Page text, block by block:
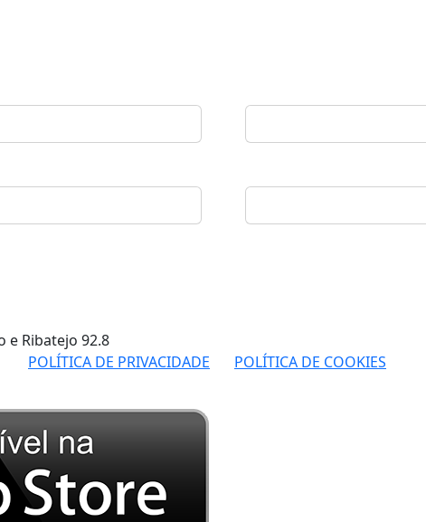
e Ribatejo 92.8
POLÍTICA DE PRIVACIDADE
POLÍTICA DE COOKIES